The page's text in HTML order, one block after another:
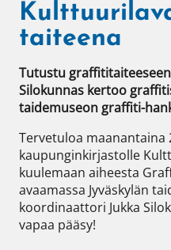
taiteena
Tutustu
Silokunnas kertoo
taidemuseon graffiti-
Tervetuloa maanantaina
kaupunginkirjastolle
kuulemaan aiheesta
avaamassa Jyväskylän
koordinaattori Jukka
vapaa pääsy!